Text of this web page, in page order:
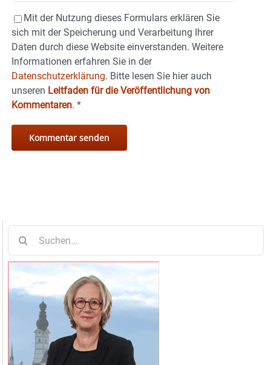
Mit der Nutzung dieses Formulars erklären Sie
sich mit der Speicherung und Verarbeitung Ihrer
Daten durch diese Website einverstanden. Weitere
Informationen erfahren Sie in der
Datenschutzerklärung. Bitte lesen Sie hier auch
unseren Leitfaden für die Veröffentlichung von
Kommentaren. *
nach: